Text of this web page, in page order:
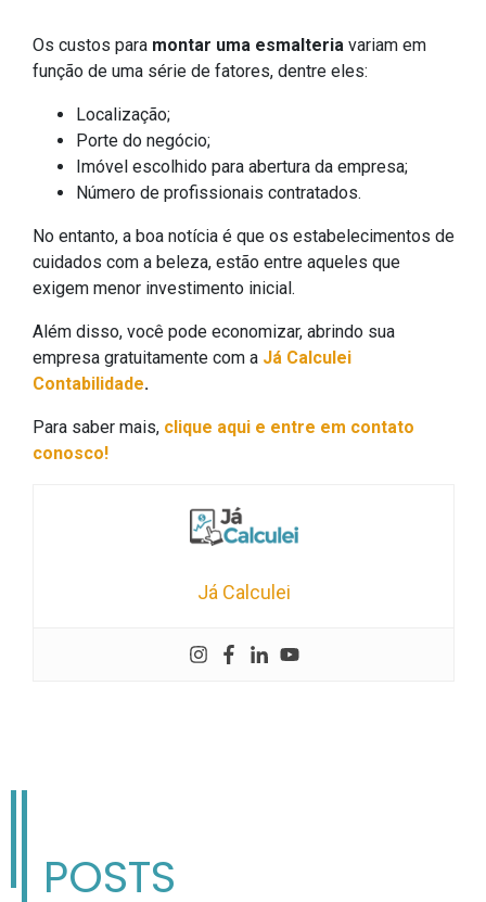
Os custos para montar uma esmalteria variam em
função de uma série de fatores, dentre eles:
Localização;
Porte do negócio;
Imóvel escolhido para abertura da empresa;
Número de profissionais contratados.
No entanto, a boa notícia é que os estabelecimentos de
cuidados com a beleza, estão entre aqueles que
exigem menor investimento inicial.
Além disso, você pode economizar, abrindo sua
empresa gratuitamente com a Já Calculei
Contabilidade.
Para saber mais, clique aqui e entre em contato
conosco!
Já Calculei
POSTS